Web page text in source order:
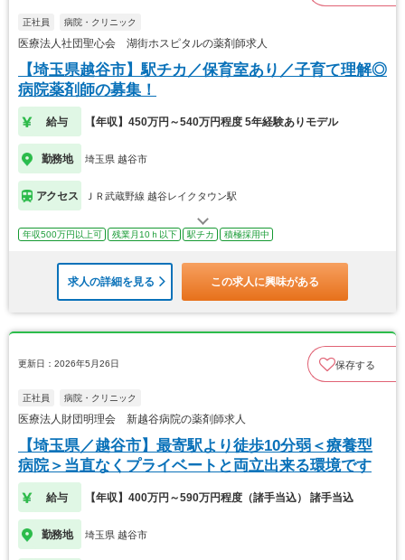
正社員 病院・クリニック
医療法人社団聖心会 湖街ホスピタルの薬剤師求人
【埼玉県越谷市】駅チカ／保育室あり／子育て理解◎
病院薬剤師の募集！
給与 【年収】450万円～540万円程度 5年経験ありモデル
勤務地 埼玉県 越谷市
アクセス ＪＲ武蔵野線 越谷レイクタウン駅
年収500万円以上可 残業月10ｈ以下 駅チカ 積極採用中
求人の詳細を見る この求人に興味がある
更新日：2026年5月26日 保存する
正社員 病院・クリニック
医療法人財団明理会 新越谷病院の薬剤師求人
【埼玉県／越谷市】最寄駅より徒歩10分弱＜療養型
病院＞当直なくプライベートと両立出来る環境です
給与 【年収】400万円～590万円程度（諸手当込） 諸手当込
勤務地 埼玉県 越谷市